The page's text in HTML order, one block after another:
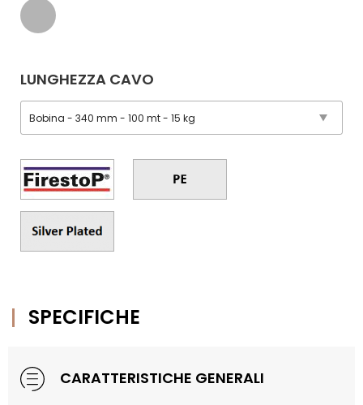
LUNGHEZZA CAVO
SPECIFICHE
CARATTERISTICHE GENERALI